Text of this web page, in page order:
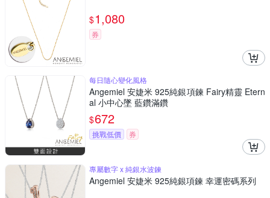
$1,080
券
每日隨心變化風格
Angemiel 安婕米 925純銀項鍊 Fairy精靈 Etern
al 小中心墜 藍鑽滿鑽
$672
挑戰低價 券
專屬數字 x 純銀水波鍊
Angemiel 安婕米 925純銀項鍊 幸運密碼系列